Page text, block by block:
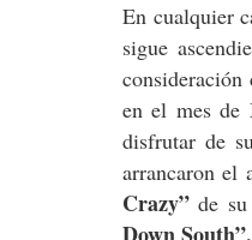
En cualquier
sigue
en el mes de
disfrutar de
arrancaron el
Crazy” de